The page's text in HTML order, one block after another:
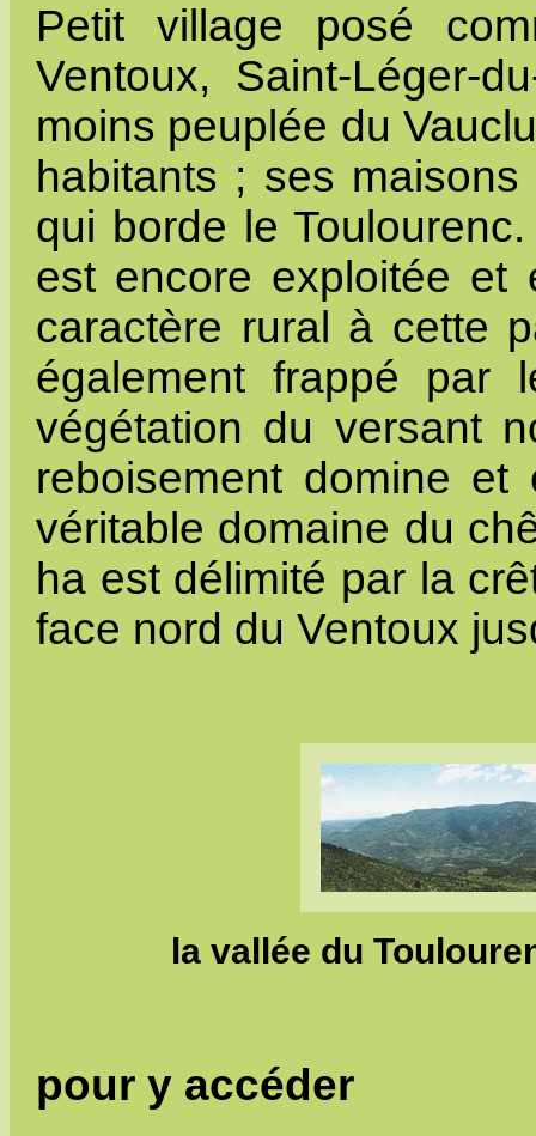
Petit village posé
Ventoux, Saint-Léger-
moins peuplée du
habitants ; ses
qui borde le
est encore exploitée et
caractère rural à cette
également frappé par
végétation du versant
reboisement domine
véritable domaine du
ha est délimité par la
face nord du Ventoux
la vallée du
pour y accéder